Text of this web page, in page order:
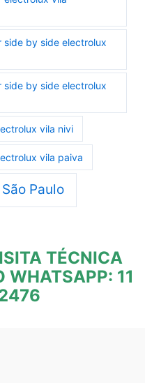
by side electrolux
by side electrolux
vila nivi
vila paiva
Paulo
TÉCNICA
WHATSAPP: 11